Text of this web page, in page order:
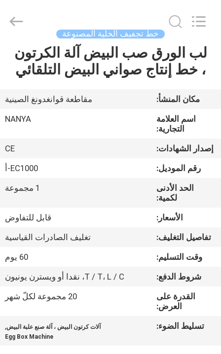
الصفحة
الرئيسية
منتجات
أشرطة
فيديو
عرض
الافتراضي
معلومات
جولة
المعمل
Equipment
Rights
Reserved.
خط تجفيف الخلية المصنوعة
لب الورق صب البيض آلة الكرتون
، خط إنتاج صواني البيض التلقائي
مكان المنشأ:
مقاطعة قوانغدونغ الصينية
اسم العلامة
التجارية:
NANYA
إصدار الشهادات:
CE
رقم الموديل:
EC1000-أ
الحد الأدنى
لكمية:
1 مجموعة
الأسعار:
قابل للتفاوض
تفاصيل التغليف:
تغليف الصادرات القياسية
وقت التسليم:
60 يوم
شروط الدفع:
T / T، L / C، نقدا أو ويسترن يونيون
القدرة على
العرض:
20 مجموعة لكلّ شهر
تسليط الضوء: آلات كرتون البيض ، آلة صنع علبة البيض,
Egg Box Machine